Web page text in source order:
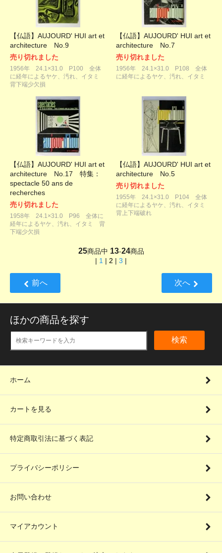
【仏語】AUJOURD' HUI art et
architecture No.9
売り切れました
1956年 24.1×31.0 P100 全体
に経年によるヤケ、汚れ、イタミ
背下端少欠損
【仏語】AUJOURD' HUI art et
architecture No.7
売り切れました
1956年 24.1×31.0 P108 全体
に経年によるヤケ、汚れ、イタミ
【仏語】AUJOURD' HUI art et
architecture No.17 特集：
spectacle 50 ans de
recherches
売り切れました
1958年 24.1×31.0 P96 全体に
経年によるヤケ、汚れ、イタミ 背
下端少欠損
【仏語】AUJOURD' HUI art et
architecture No.5
売り切れました
1955年 24.1×31.0 P104 全体
に経年によるヤケ、汚れ、イタミ
背上下端破れ
25商品中 13-24商品
| 1 | 2 | 3 |
前へ 次へ
ほかの商品を探す
検索
ホーム
カートを見る
特定商取引法に基づく表記
プライバシーポリシー
お問い合わせ
マイアカウント